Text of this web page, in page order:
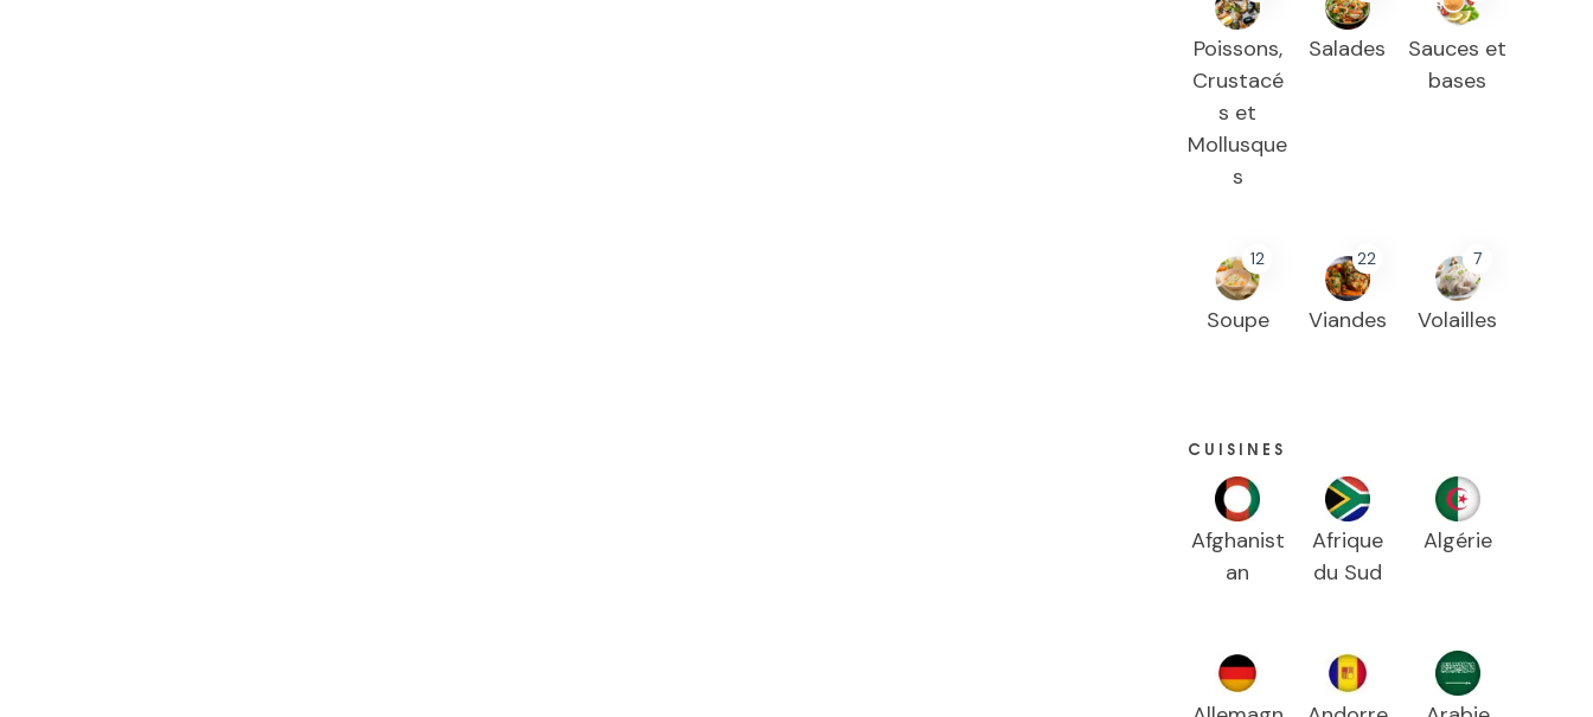
Poissons,
Crustacé
s et
Mollusque
s
Salades
Sauces et
bases
12
Soupe
22
Viandes
7
Volailles
CUISINES
Afghanist
an
Afrique
du Sud
Algérie